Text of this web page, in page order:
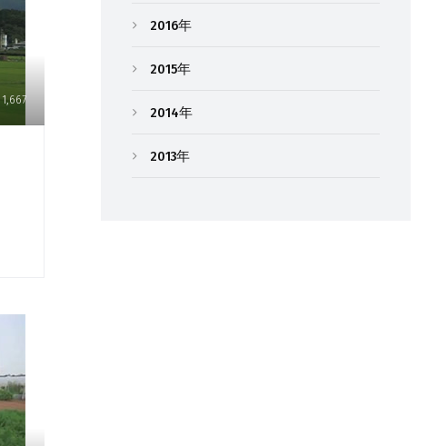
1,667
2016年
2015年
2014年
2013年